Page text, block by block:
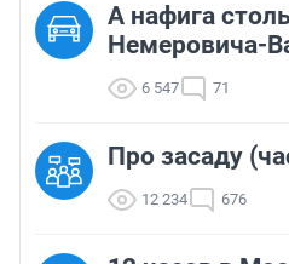
А нафига
Немеровича-
6 547 71
Про засаду
12 234 676